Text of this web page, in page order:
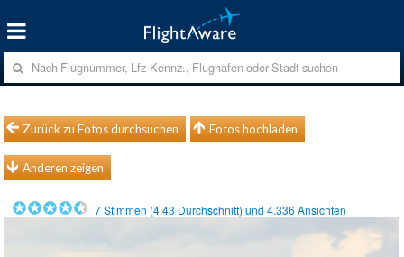
Zurück zu Fotos durchsuchen Fotos hochladen
Anderen zeigen
7Stimmen (4.43 Durchschnitt) und4.336 Ansichten